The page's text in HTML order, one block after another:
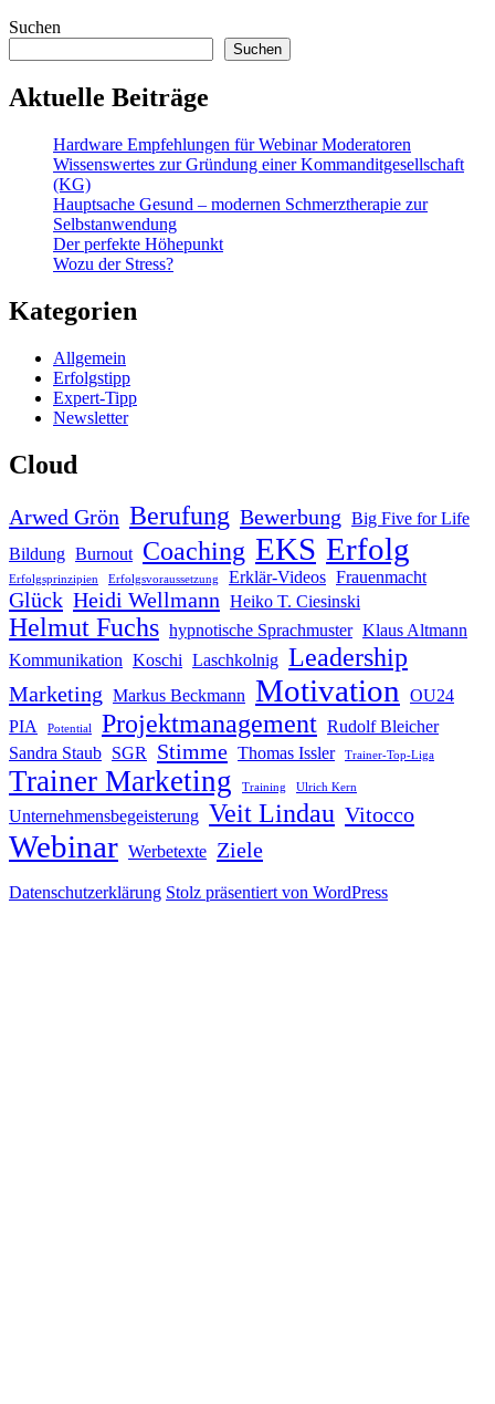
Suchen
Suchen
Aktuelle Beiträge
Hardware Empfehlungen für Webinar Moderatoren
Wissenswertes zur Gründung einer Kommanditgesellschaft
(KG)
Hauptsache Gesund – modernen Schmerztherapie zur
Selbstanwendung
Der perfekte Höhepunkt
Wozu der Stress?
Kategorien
Allgemein
Erfolgstipp
Expert-Tipp
Newsletter
Cloud
Arwed Grön Berufung Bewerbung Big Five for Life
Bildung Burnout Coaching EKS Erfolg
Erfolgsprinzipien Erfolgsvoraussetzung Erklär-Videos Frauenmacht
Glück Heidi Wellmann Heiko T. Ciesinski
Helmut Fuchs hypnotische Sprachmuster Klaus Altmann
Kommunikation Koschi Laschkolnig Leadership
Marketing Markus Beckmann Motivation OU24
PIA
Potential Projektmanagement Rudolf Bleicher
Sandra Staub SGR Stimme Thomas Issler Trainer-Top-Liga
Trainer Marketing Training Ulrich Kern
Unternehmensbegeisterung Veit Lindau Vitocco
Webinar Werbetexte Ziele
Datenschutzerklärung Stolz präsentiert von WordPress